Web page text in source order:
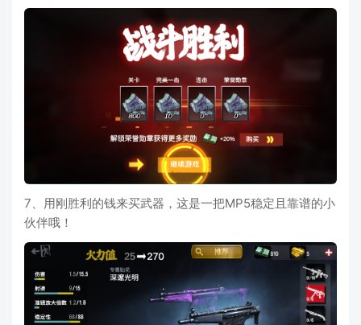
7、用刚胜利的钱来买武器，这是一把MP5稳定且靠谱的小
伙伴哦！